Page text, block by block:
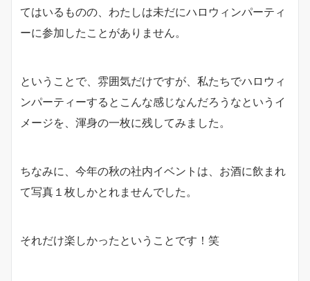
てはいるものの、わたしは未だにハロウィンパーティ
ーに参加したことがありません。
ということで、雰囲気だけですが、私たちでハロウィ
ンパーティーするとこんな感じなんだろうなというイ
メージを、渾身の一枚に残してみました。
ちなみに、今年の秋の社内イベントは、お酒に飲まれ
て写真１枚しかとれませんでした。
それだけ楽しかったということです！笑